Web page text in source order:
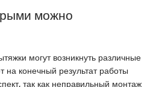
можно
могут возникнуть различные
конечный результат работы
так как неправильный монтаж